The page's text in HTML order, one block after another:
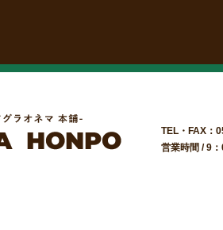
TEL・FAX：
営業時間 / 9